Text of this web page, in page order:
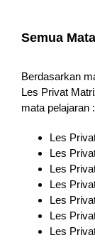
Semua
Berdasarkan
Les Privat
mata pelajaran :
Les
Les
Les
Les
Les
Les
Les